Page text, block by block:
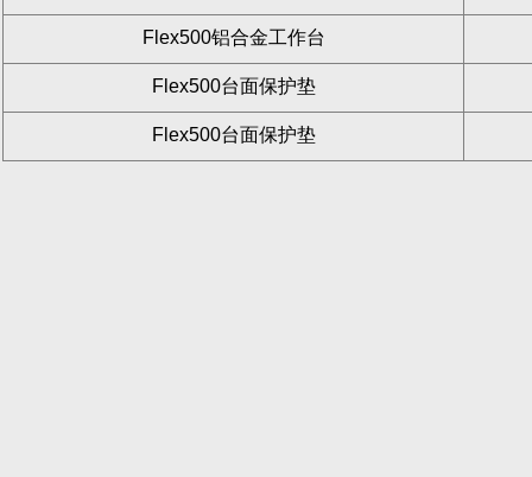
Flex500铝合金工作台
Flex500台面保护垫
Flex500台面保护垫